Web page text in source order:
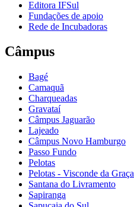
Editora IFSul
Fundações de apoio
Rede de Incubadoras
Câmpus
Bagé
Camaquã
Charqueadas
Gravataí
Câmpus Jaguarão
Lajeado
Câmpus Novo Hamburgo
Passo Fundo
Pelotas
Pelotas - Visconde da Graça
Santana do Livramento
Sapiranga